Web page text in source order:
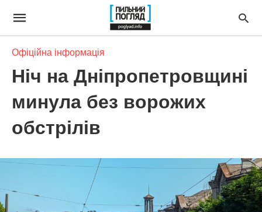
Офіційна інформація
Ніч на Дніпропетровщині
минула без ворожих
обстрілів